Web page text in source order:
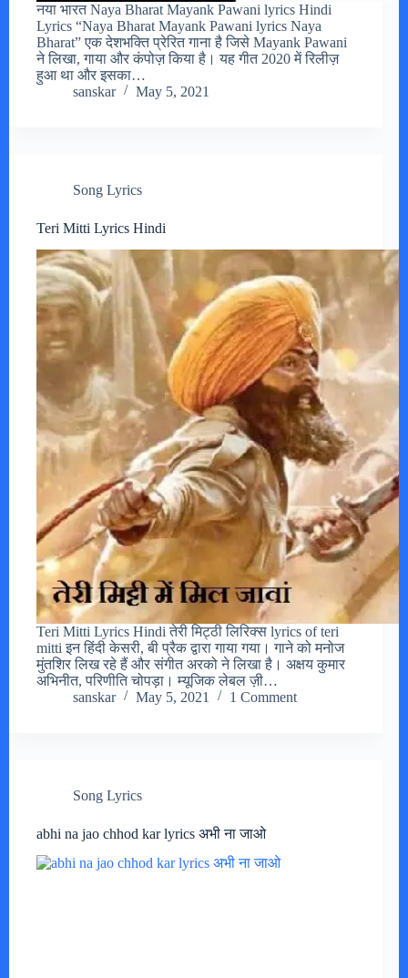
नया भारत Naya Bharat Mayank Pawani lyrics Hindi
Lyrics “Naya Bharat Mayank Pawani lyrics Naya
Bharat” एक देशभक्ति प्रेरित गाना है जिसे Mayank Pawani
ने लिखा, गाया और कंपोज़ किया है। यह गीत 2020 में रिलीज़
हुआ था और इसका…
sanskar
May 5, 2021
Song Lyrics
Teri Mitti Lyrics Hindi
Teri Mitti Lyrics Hindi तेरी मिट्ठी लिरिक्स lyrics of teri
mitti इन हिंदी केसरी, बी प्रैक द्वारा गाया गया। गाने को मनोज
मुंतशिर लिख रहे हैं और संगीत अरको ने लिखा है। अक्षय कुमार
अभिनीत, परिणीति चोपड़ा। म्यूजिक लेबल ज़ी…
sanskar
May 5, 2021 1 Comment
Song Lyrics
abhi na jao chhod kar lyrics अभी ना जाओ